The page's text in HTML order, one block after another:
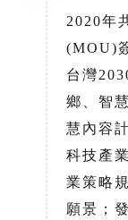
2020年
(MOU)
台灣
鄉、智
慧內容
科技產
業策略
願景；